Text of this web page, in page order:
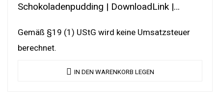
Schokoladenpudding | DownloadLink |
Gemäß §19 (1) UStG wird keine Umsatzsteuer
berechnet.
IN DEN WARENKORB LEGEN